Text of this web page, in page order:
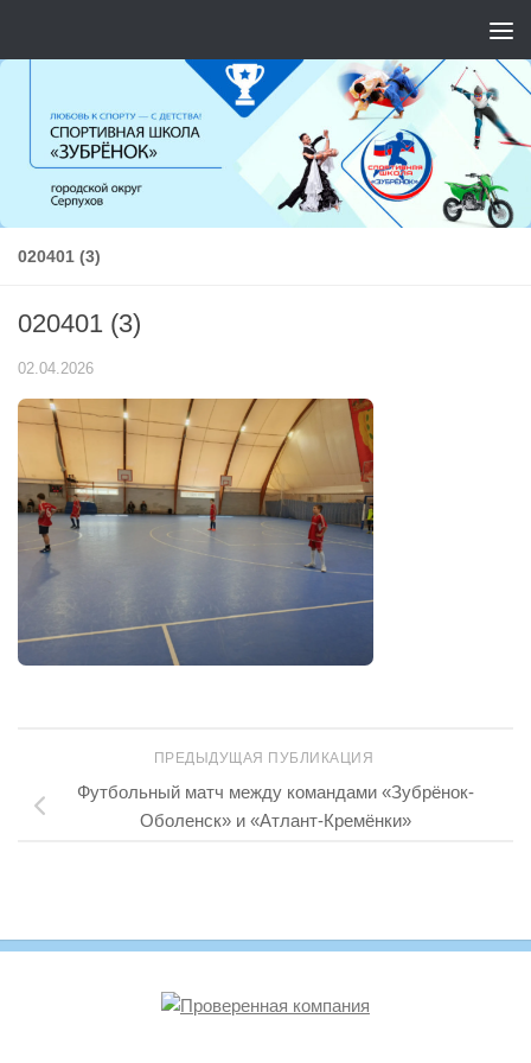
020401 (3)
020401 (3)
02.04.2026
ПРЕДЫДУЩАЯ ПУБЛИКАЦИЯ
Футбольный матч между командами «Зубрёнок-
Оболенск» и «Атлант-Кремёнки»